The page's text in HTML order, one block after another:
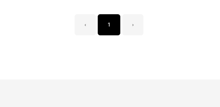
‹ 1 ›